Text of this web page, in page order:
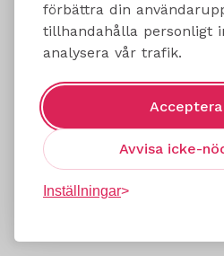
förbättra din
tillhandahålla personligt
analysera vår trafik.
Avvisa icke-
Inställningar